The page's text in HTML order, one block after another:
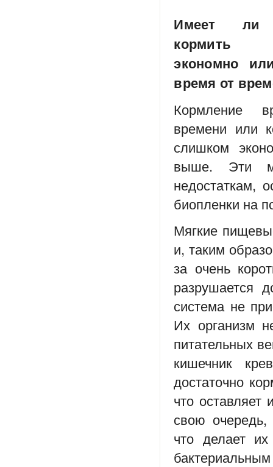
Имеет ли
кормить
экономно
время от
Кормление
времени или
слишком
выше. Эти
недостаткам,
биопленки на
Мягкие
и, таким
за очень
разрушается
система не
Их организм
питательных
кишечник
достаточно
что
свою
что делает